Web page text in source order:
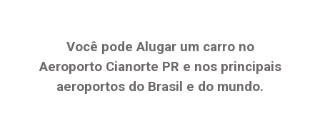
Você pode Alugar um carro no
Aeroporto Cianorte PR e nos principais
aeroportos do Brasil e do mundo.